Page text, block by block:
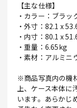
【主な仕様】
・カラー：ブラッ
・外寸：82.1 x
・内寸：80.1 x
・重量：6.65kg
・素材：アルミニ
※商品写真内の機
上、ケース本体に
います。あらかじ